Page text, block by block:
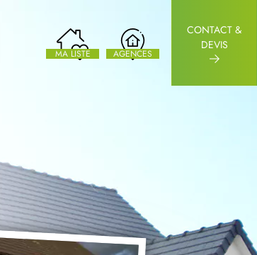
MA LISTE AGENCES
CONTACT &
DEVIS